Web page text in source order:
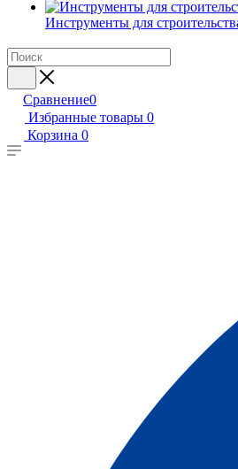
Инструменты для
Сравнение0
Избранные товары 0
Корзина 0